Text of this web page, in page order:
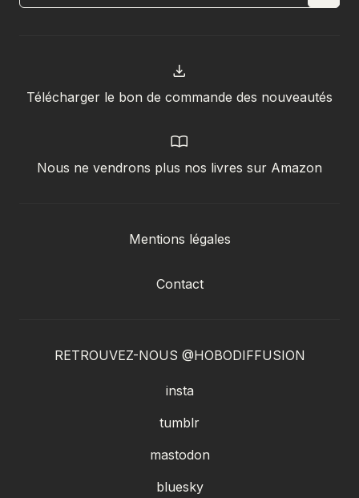
Télécharger le bon de commande des nouveautés
Nous ne vendrons plus nos livres sur Amazon
Mentions légales
Contact
RETROUVEZ-NOUS @HOBODIFFUSION
insta
tumblr
mastodon
bluesky